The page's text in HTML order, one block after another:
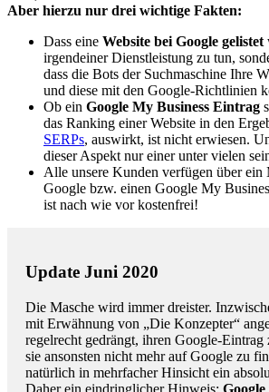
Aber hierzu nur drei wichtige Fakten:
Dass eine Website bei Google gelistet
irgendeiner Dienstleistung zu tun,
dass die Bots der Suchmaschine Ihre
und diese mit den Google-Richtlinien
Ob ein Google My Business Eintrag
das Ranking einer Website in den
SERPs, auswirkt, ist nicht erwiesen.
dieser Aspekt nur einer unter vielen
Alle unsere Kunden verfügen über ein
Google bzw. einen Google My
ist nach wie vor kostenfrei!
Update Juni 2020
Die Masche wird immer dreister.
mit Erwähnung von „Die Konzepter“
regelrecht gedrängt, ihren Google-
sie ansonsten nicht mehr auf Google zu
natürlich in mehrfacher Hinsicht ein
Daher ein eindringlicher Hinweis: